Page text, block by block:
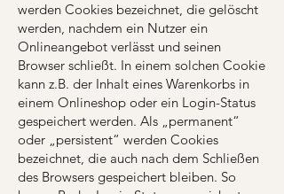
werden Cookies bezeichnet, die gelöscht
werden, nachdem ein Nutzer ein
Onlineangebot verlässt und seinen
Browser schließt. In einem solchen Cookie
kann z.B. der Inhalt eines Warenkorbs in
einem Onlineshop oder ein Login-Status
gespeichert werden. Als „permanent“
oder „persistent“ werden Cookies
bezeichnet, die auch nach dem Schließen
des Browsers gespeichert bleiben. So